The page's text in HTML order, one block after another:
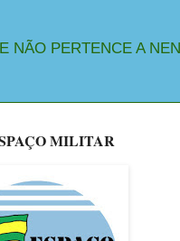
NÃO PERTENCE A
MILITAR